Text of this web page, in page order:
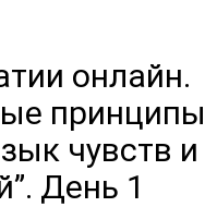
онлайн.
принципы
чувств и
День 1